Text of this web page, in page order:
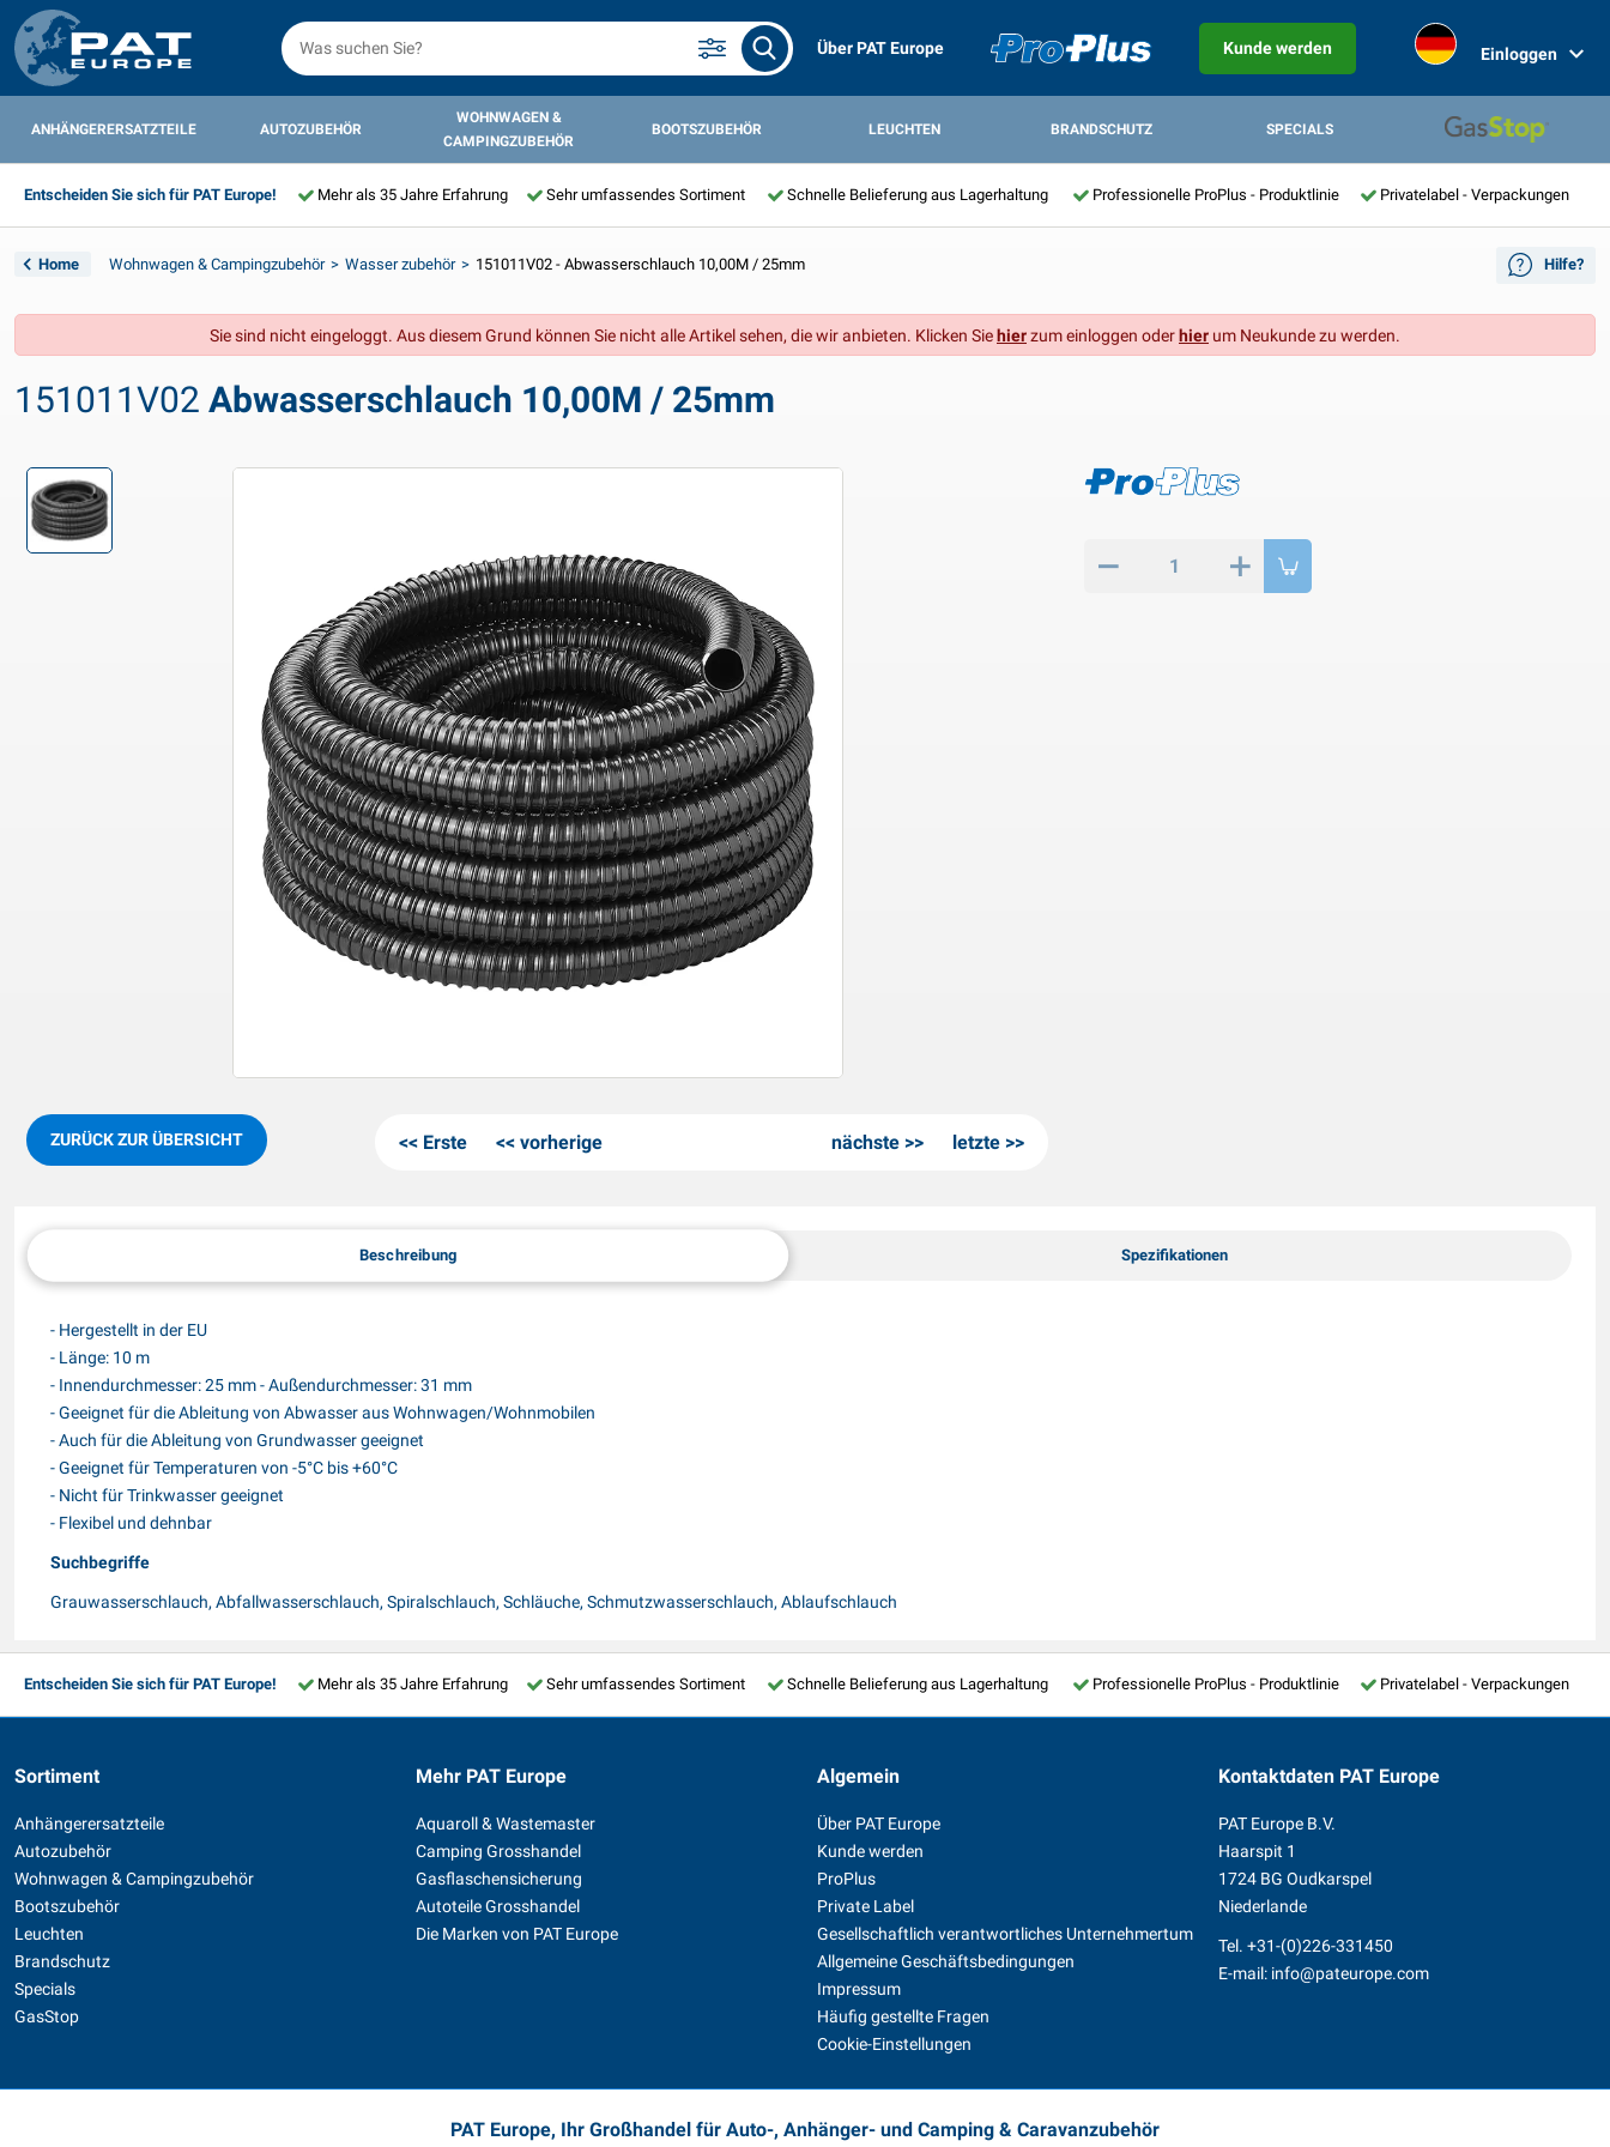
Über PAT Europe Kunde werden Einloggen
ANHÄNGERERSATZTEILE AUTOZUBEHÖR
WOHNWAGEN &
CAMPINGZUBEHÖR
BOOTSZUBEHÖR LEUCHTEN BRANDSCHUTZ SPECIALS
Entscheiden Sie sich für PAT Europe! Mehr als 35 Jahre Erfahrung Sehr umfassendes Sortiment Schnelle Belieferung aus Lagerhaltung Professionelle ProPlus - Produktlinie Privatelabel - Verpackungen
Home Wohnwagen & Campingzubehör Wasser zubehör 151011V02 - Abwasserschlauch 10,00M / 25mm Hilfe?
Sie sind nicht eingeloggt. Aus diesem Grund können Sie nicht alle Artikel sehen, die wir anbieten. Klicken Siehierzum einloggen oderhier um Neukunde zu werden.
151011V02 Abwasserschlauch 10,00M / 25mm
ZURÜCK ZUR ÜBERSICHT Erste vorherige nächste letzte
Beschreibung Spezifikationen
- Hergestellt in der EU
- Länge: 10 m
- Innendurchmesser: 25 mm - Außendurchmesser: 31 mm
- Geeignet für die Ableitung von Abwasser aus Wohnwagen/Wohnmobilen
- Auch für die Ableitung von Grundwasser geeignet
- Geeignet für Temperaturen von -5°C bis +60°C
- Nicht für Trinkwasser geeignet
- Flexibel und dehnbar
Suchbegriffe
Grauwasserschlauch, Abfallwasserschlauch, Spiralschlauch, Schläuche, Schmutzwasserschlauch, Ablaufschlauch
Entscheiden Sie sich für PAT Europe! Mehr als 35 Jahre Erfahrung Sehr umfassendes Sortiment Schnelle Belieferung aus Lagerhaltung Professionelle ProPlus - Produktlinie Privatelabel - Verpackungen
Sortiment
Anhängerersatzteile
Autozubehör
Wohnwagen & Campingzubehör
Bootszubehör
Leuchten
Brandschutz
Specials
GasStop
Mehr PAT Europe
Aquaroll & Wastemaster
Camping Grosshandel
Gasflaschensicherung
Autoteile Grosshandel
Die Marken von PAT Europe
Algemein
Über PAT Europe
Kunde werden
ProPlus
Private Label
Gesellschaftlich verantwortliches Unternehmertum
Allgemeine Geschäftsbedingungen
Impressum
Häufig gestellte Fragen
Cookie-Einstellungen
Kontaktdaten PAT Europe
PAT Europe B.V.
Haarspit 1
1724 BG Oudkarspel
Niederlande
Tel. +31-(0)226-331450
E-mail: info@pateurope.com
PAT Europe, Ihr Großhandel für Auto-, Anhänger- und Camping & Caravanzubehör